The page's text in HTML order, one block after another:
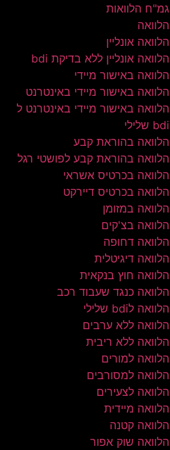
גמ"ח הלוואות
הלוואה
הלוואה אונליין
הלוואה אונליין ללא בדיקת bdi
הלוואה באישור מיידי
הלוואה באישור מיידי באינטרנט
הלוואה באישור מיידי באינטרנט ל
bdi שלילי
הלוואה בהוראת קבע
הלוואה בהוראת קבע לפושטי רגל
הלוואה בכרטיס אשראי
הלוואה בכרטיס דיירקט
הלוואה במזומן
הלוואה בצ'קים
הלוואה דחופה
הלוואה דיגיטלית
הלוואה חוץ בנקאית
הלוואה כנגד שעבוד רכב
הלוואה לbdi שלילי
הלוואה ללא ערבים
הלוואה ללא ריבית
הלוואה למורים
הלוואה למסורבים
הלוואה לצעירים
הלוואה מיידית
הלוואה קטנה
הלוואה שוק אפור